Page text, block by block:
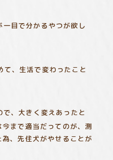
目で分かるやつが欲し
て、生活で変わったこと
、大きく変えあったと
まで適当だってのが、測
、先住犬がやせることが